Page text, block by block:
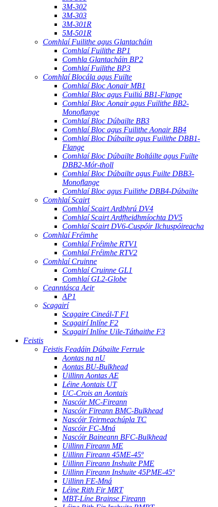
3M-302
3M-303
3M-301R
5M-501R
Comhlaí Fuilithe agus Glantacháin
Comhlaí Fuilithe BP1
Comhla Glantacháin BP2
Comhlaí Fuilithe BP3
Comhlaí Blocála agus Fuilte
Comhlaí Bloc Aonair MB1
Comhlaí Bloc agus Fuiliú BB1-Flange
Comhlaí Bloc Aonair agus Fuilithe BB2-
Monoflange
Comhlaí Bloc Dúbailte BB3
Comhlaí Bloc agus Fuilithe Aonair BB4
Comhlaí Bloc Dúbailte agus Fuilithe DBB1-
Flange
Comhlaí Bloc Dúbailte Boltáilte agus Fuilte
DBB2-Mór-tholl
Comhlaí Bloc Dúbailte agus Fuilte DBB3-
Monoflange
Comhlaí Bloc agus Fuilithe DBB4-Dúbailte
Comhlaí Scairt
Comhlaí Scairt Ardbhrú DV4
Comhlaí Scairt Ardfheidhmíochta DV5
Comhlaí Scairt DV6-Cuspóir Ilchuspóireacha
Comhlaí Fréimhe
Comhlaí Fréimhe RTV1
Comhlaí Fréimhe RTV2
Comhlaí Cruinne
Comhlaí Cruinne GL1
Comhlaí GL2-Globe
Ceanntásca Aeir
AP1
Scagairí
Scagaire Cineál-T F1
Scagairí Inlíne F2
Scagairí Inlíne Uile-Táthaithe F3
Feistis
Feistis Feadáin Dúbailte Ferrule
Aontas na nU
Aontas BU-Bulkhead
Uillinn Aontas AE
Léine Aontais UT
UC-Crois an Aontais
Nascóir MC-Fireann
Nascóir Fireann BMC-Bulkhead
Nascóir Teirmeachúpla TC
Nascóir FC-Mná
Nascóir Baineann BFC-Bulkhead
Uillinn Fireann ME
Uillinn Fireann 45ME-45º
Uillinn Fireann Inshuite PME
Uillinn Fireann Inshuite 45PME-45º
Uillinn FE-Mná
Léine Rith Fir MRT
MBT-Líne Brainse Fireann